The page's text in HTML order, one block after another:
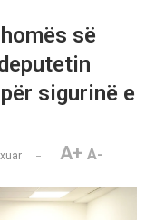
së
sigurinë e
A+ A-